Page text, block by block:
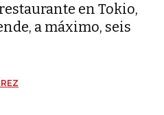
en Tokio,
a máximo, seis